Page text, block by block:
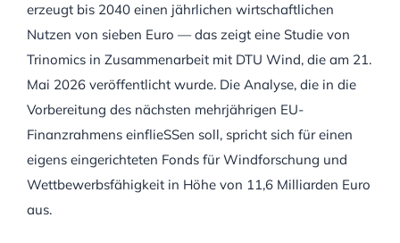
erzeugt bis 2040 einen jährlichen wirtschaftlichen
Nutzen von sieben Euro — das zeigt eine Studie von
Trinomics in Zusammenarbeit mit DTU Wind, die am 21.
Mai 2026 veröffentlicht wurde. Die Analyse, die in die
Vorbereitung des nächsten mehrjährigen EU-
Finanzrahmens einflieSSen soll, spricht sich für einen
eigens eingerichteten Fonds für Windforschung und
Wettbewerbsfähigkeit in Höhe von 11,6 Milliarden Euro
aus.